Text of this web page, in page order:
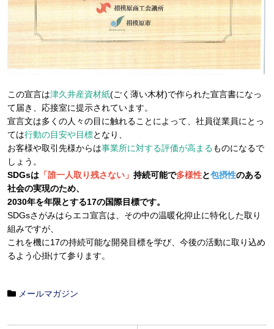
この宣言は津久井産資材紙(ごく薄い木材)で作られた宣言書になっ
て届き、応接室に提示されています。
宣言文は多くの人々の目に触れることによって、社員従業員にとっ
ては行動の目安や目標となり、
お客様や取引先様からは事業所に対する評価が高まるものになるで
しょう。
SDGsは 「誰一人取り残さない」 持続可能で多様性と包摂性のある
社会の実現のため、
2030年を年限とする17の国際目標です。
SDGsさがみはらエコ宣言は、その中の温暖化抑止に特化した取り
組みですが、
これを機に17の持続可能な開発目標を学び、今後の活動に取り込め
るよう心掛けて参ります。
メールマガジン